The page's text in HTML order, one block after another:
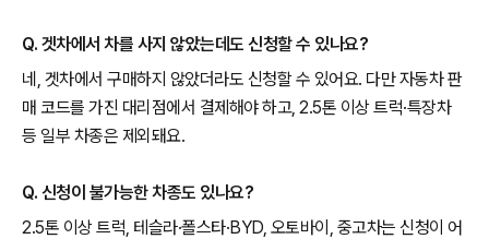
Q. 겟차에서 차를 사지 않았는데도 신청할 수 있나요?
네, 겟차에서 구매하지 않았더라도 신청할 수 있어요. 다만 자동차 판
매 코드를 가진 대리점에서 결제해야 하고, 2.5톤 이상 트럭·특장차
등 일부 차종은 제외돼요.
Q. 신청이 불가능한 차종도 있나요?
2.5톤 이상 트럭, 테슬라·폴스타·BYD, 오토바이, 중고차는 신청이 어